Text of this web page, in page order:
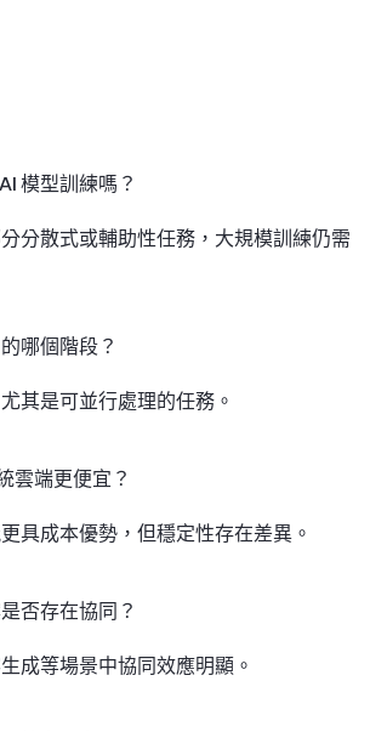
模型訓練嗎？
分散式或輔助性任務，大規模訓練仍需
哪個階段？
其是可並行處理的任務。
雲端更便宜？
具成本優勢，但穩定性存在差異。
否存在協同？
成等場景中協同效應明顯。